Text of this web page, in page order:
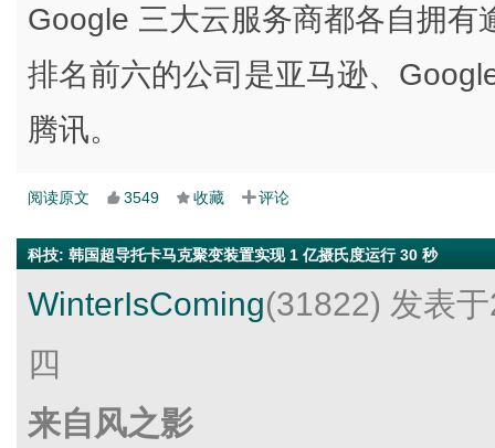
Google 三大云服务商都各自拥
排名前六的公司是亚马逊、
腾讯。
阅读原文 3549 收藏 评论
科技: 韩国超导托卡马克聚变装置实现 1 亿摄氏度运行 30 秒
WinterIsComing(31822) 发表
四
来自风之影